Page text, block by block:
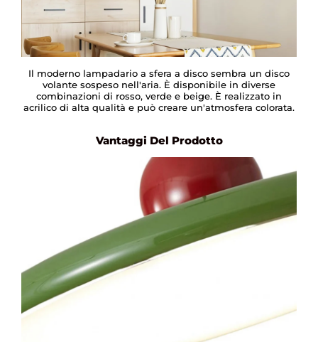
Il moderno lampadario a sfera a disco sembra un disco
volante sospeso nell'aria. È disponibile in diverse
combinazioni di rosso, verde e beige. È realizzato in
acrilico di alta qualità e può creare un'atmosfera colorata.
Vantaggi Del Prodotto